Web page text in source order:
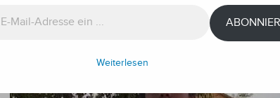
Weiterlesen